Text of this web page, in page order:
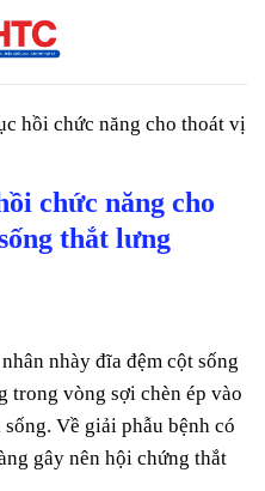
hồi chức năng cho thoát vị
chức năng cho
thắt lưng
nhày đĩa đệm cột sống
vòng sợi chèn ép vào
Về giải phẫu bệnh có
gây nên hội chứng thắt